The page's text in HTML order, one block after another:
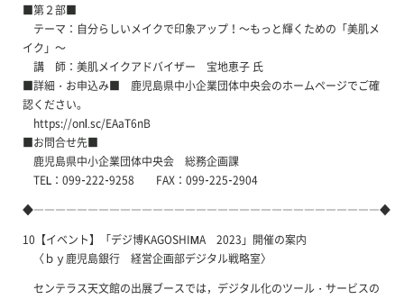
■第２部■
テーマ：自分らしいメイクで印象アップ！～もっと輝くための「美肌メ
イク」～
講 師：美肌メイクアドバイザー 宝地恵子 氏
■詳細・お申込み■ 鹿児島県中小企業団体中央会のホームページでご確
認ください。
https://onl.sc/EAaT6nB
■お問合せ先■
鹿児島県中小企業団体中央会 総務企画課
TEL：099-222-9258 FAX：099-225-2904
◆――――――――――――――――――――――――――――――――◆
10【イベント】「デジ博KAGOSHIMA 2023」開催の案内
〈ｂｙ鹿児島銀行 経営企画部デジタル戦略室〉
センテラス天文館の出展ブースでは，デジタル化のツール・サービスの